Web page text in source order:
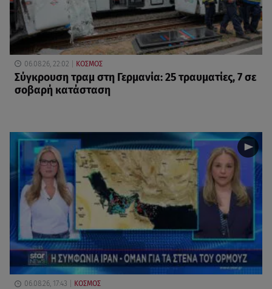
06.08.26, 22:02 ΚΟΣΜΟΣ
Σύγκρουση τραμ στη Γερμανία: 25 τραυματίες, 7 σε
σοβαρή κατάσταση
06.08.26, 17:43 ΚΟΣΜΟΣ